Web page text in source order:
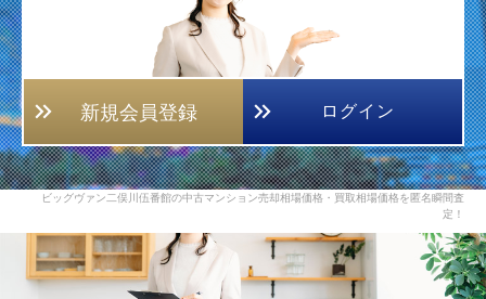
新規会員登録 ログイン
ビッグヴァン二俣川伍番館の中古マンション売却相場価格・買取相場価格を匿名瞬間査
定！